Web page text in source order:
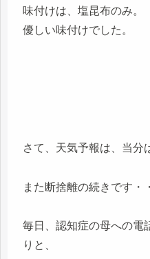
味付けは、塩昆布のみ。
優しい味付けでした。
さて、天気予報は、当分
また断捨離の続きです・
毎日、認知症の母への電
りと、